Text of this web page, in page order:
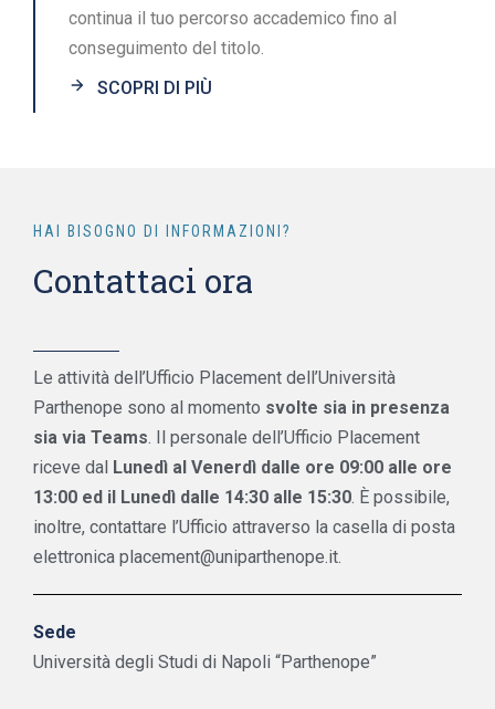
continua il tuo percorso accademico fino al
conseguimento del titolo.
SCOPRI DI PIÙ
HAI BISOGNO DI INFORMAZIONI?
Contattaci ora
Le attività dell’Ufficio Placement dell’Università
Parthenope sono al momento svolte sia in presenza
sia via Teams. Il personale dell’Ufficio Placement
riceve dal Lunedì al Venerdì dalle ore 09:00 alle ore
13:00 ed il Lunedì dalle 14:30 alle 15:30. È possibile,
inoltre, contattare l’Ufficio attraverso la casella di posta
elettronica placement@uniparthenope.it.
Sede
Università degli Studi di Napoli “Parthenope”